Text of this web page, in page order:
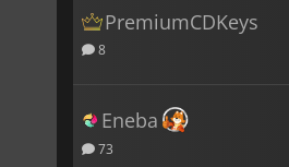
PremiumCDKeys
8
Eneba
73